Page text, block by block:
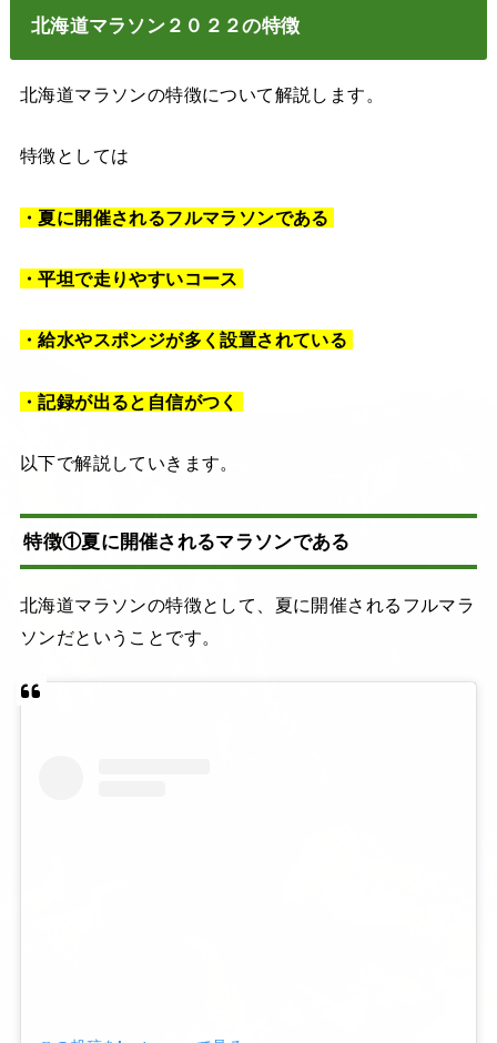
北海道マラソン２０２２の特徴
北海道マラソンの特徴について解説します。
特徴としては
・夏に開催されるフルマラソンである
・平坦で走りやすいコース
・給水やスポンジが多く設置されている
・記録が出ると自信がつく
以下で解説していきます。
特徴①夏に開催されるマラソンである
北海道マラソンの特徴として、夏に開催されるフルマラ
ソンだということです。